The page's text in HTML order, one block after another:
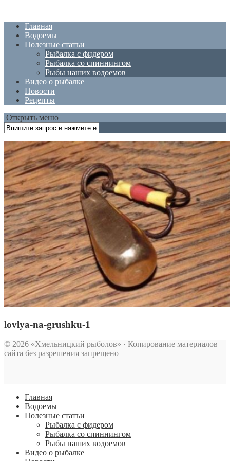
Главная
Водоемы
Полезные статъи
Рыбалка с фидером
Рыбалка со спиннингом
Рыбы наших водоемов
Видео о рыбалке
Новости
Рецепты
Открыть меню
lovlya-na-grushku-1
© 2026 «Хмельницкий рыболов» · Копирование материалов
сайта без разрешения запрещено
Главная
Водоемы
Полезные статъи
Рыбалка с фидером
Рыбалка со спиннингом
Рыбы наших водоемов
Видео о рыбалке